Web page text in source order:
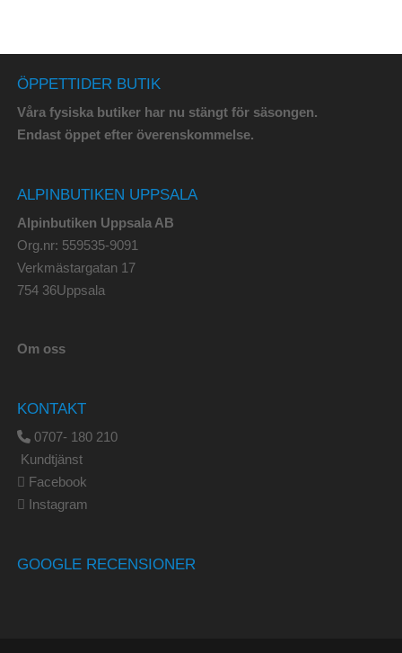
ÖPPETTIDER BUTIK
Våra fysiska butiker har nu stängt för säsongen.
Endast öppet efter överenskommelse.
ALPINBUTIKEN UPPSALA
Alpinbutiken Uppsala AB
Org.nr: 559535-9091
Verkmästargatan 17
754 36Uppsala
Om oss
KONTAKT
0707- 180 210
Kundtjänst
Facebook
Instagram
GOOGLE RECENSIONER